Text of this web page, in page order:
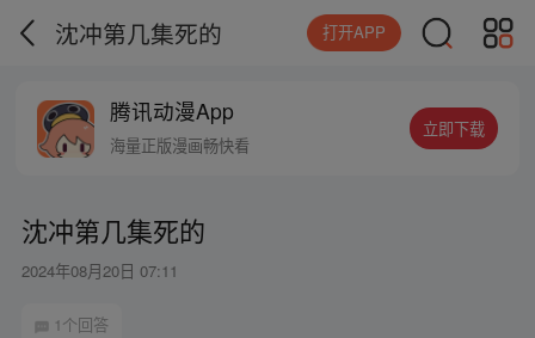
沈冲第几集死的 打开APP
腾讯动漫App
海量正版漫画畅快看
立即下载
沈冲第几集死的
2024年08月20日 07:11
1个回答